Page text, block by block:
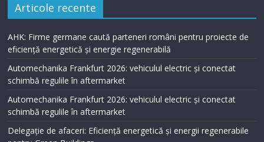
Articole recente
AHK: Firme germane caută parteneri români pentru proiecte de
eficiență energetică și energie regenerabilă
Automechanika Frankfurt 2026: vehiculul electric și conectat
schimbă regulile în aftermarket
Automechanika Frankfurt 2026: vehiculul electric și conectat
schimbă regulile în aftermarket
Delegație de afaceri: Eficiență energetică și energii regenerabile